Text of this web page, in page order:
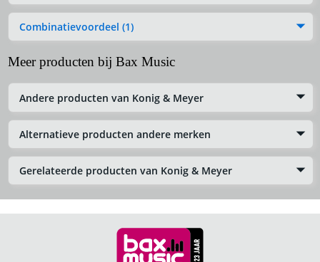
Combinatievoordeel (1)
Meer producten bij Bax Music
Andere producten van Konig & Meyer
Alternatieve producten andere merken
Gerelateerde producten van Konig & Meyer